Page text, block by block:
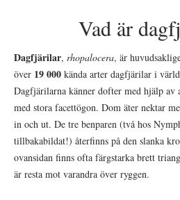
Vad är
Dagfjärilar, rhopalocera, är
över 19 000 kända arter dagfjärilar i
Dagfjärilarna känner dofter med hjälp av
med stora facettögon. Dom äter nektar
in och ut. De tre benparen (två hos
tillbakabildat!) återfinns på den slanka
ovansidan finns ofta färgstarka brett
är resta mot varandra över ryggen.